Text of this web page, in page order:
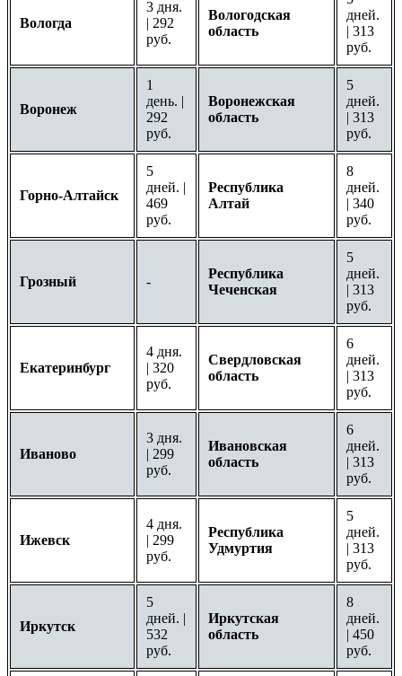
Вологда
3 дня.
| 292
руб.
Вологодская
область
дней.
| 313
руб.
Воронеж
1
день. |
292
руб.
Воронежская
область
5
дней.
| 313
руб.
Горно-Алтайск
5
дней. |
469
руб.
Республика
Алтай
8
дней.
| 340
руб.
Грозный -
Республика
Чеченская
5
дней.
| 313
руб.
Екатеринбург
4 дня.
| 320
руб.
Свердловская
область
6
дней.
| 313
руб.
Иваново
3 дня.
| 299
руб.
Ивановская
область
6
дней.
| 313
руб.
Ижевск
4 дня.
| 299
руб.
Республика
Удмуртия
5
дней.
| 313
руб.
Иркутск
5
дней. |
532
руб.
Иркутская
область
8
дней.
| 450
руб.